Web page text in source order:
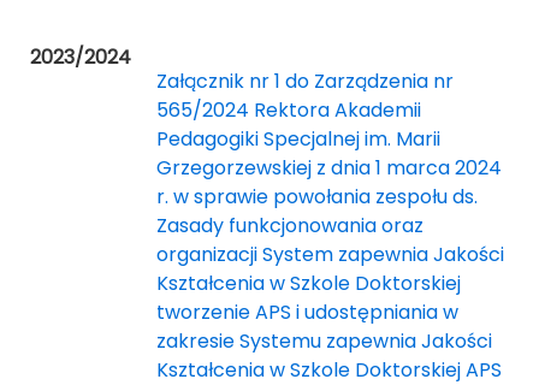
2023/2024
Załącznik nr 1 do Zarządzenia nr
565/2024 Rektora Akademii
Pedagogiki Specjalnej im. Marii
Grzegorzewskiej z dnia 1 marca 2024
r. w sprawie powołania zespołu ds.
Zasady funkcjonowania oraz
organizacji System zapewnia Jakości
Kształcenia w Szkole Doktorskiej
tworzenie APS i udostępniania w
zakresie Systemu zapewnia Jakości
Kształcenia w Szkole Doktorskiej APS